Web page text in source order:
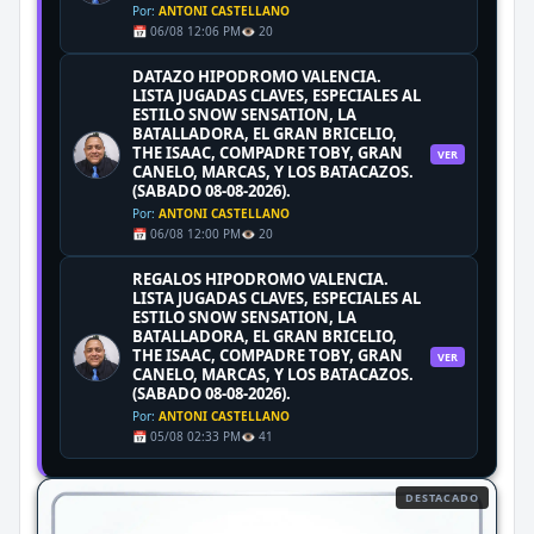
Por: ANTONI CASTELLANO
📅 06/08 12:06 PM👁️ 20
DATAZO HIPODROMO VALENCIA.
LISTA JUGADAS CLAVES, ESPECIALES AL
ESTILO SNOW SENSATION, LA
BATALLADORA, EL GRAN BRICELIO,
THE ISAAC, COMPADRE TOBY, GRAN
CANELO, MARCAS, Y LOS BATACAZOS.
(SABADO 08-08-2026).
Por: ANTONI CASTELLANO
📅 06/08 12:00 PM👁️ 20
VER
REGALOS HIPODROMO VALENCIA.
LISTA JUGADAS CLAVES, ESPECIALES AL
ESTILO SNOW SENSATION, LA
BATALLADORA, EL GRAN BRICELIO,
THE ISAAC, COMPADRE TOBY, GRAN
CANELO, MARCAS, Y LOS BATACAZOS.
(SABADO 08-08-2026).
Por: ANTONI CASTELLANO
📅 05/08 02:33 PM👁️ 41
VER
DESTACADO